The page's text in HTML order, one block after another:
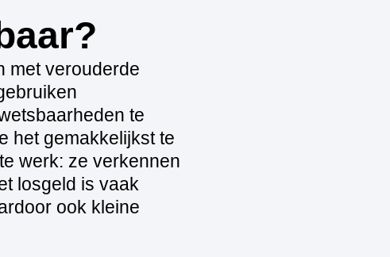
met verouderde
te
het gemakkelijkst te
werk: ze verkennen
losgeld is vaak
ook kleine